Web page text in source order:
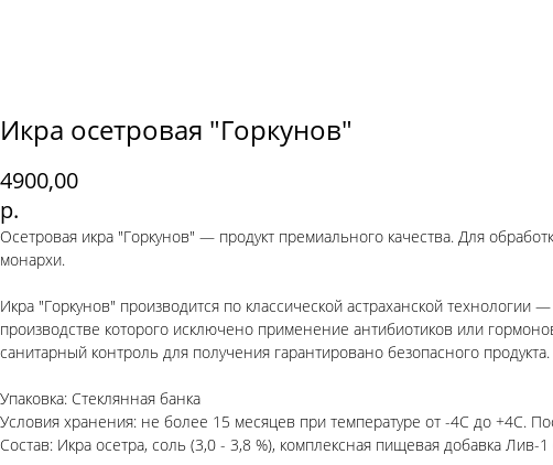
Икра осетровая "Горкунов"
4900,00
р.
Осетровая икра "Горкунов" — продукт премиального качества. Для
монархи.
Икра "Горкунов" производится по классической астраханской
производстве которого исключено применение антибиотиков или
санитарный контроль для получения гарантировано безопасного продукта.
Упаковка: Стеклянная банка
Условия хранения: не более 15 месяцев при температуре от -4С до +4С.
Состав: Икра осетра, соль (3,0 - 3,8 %), комплексная пищевая добавка Лив-1